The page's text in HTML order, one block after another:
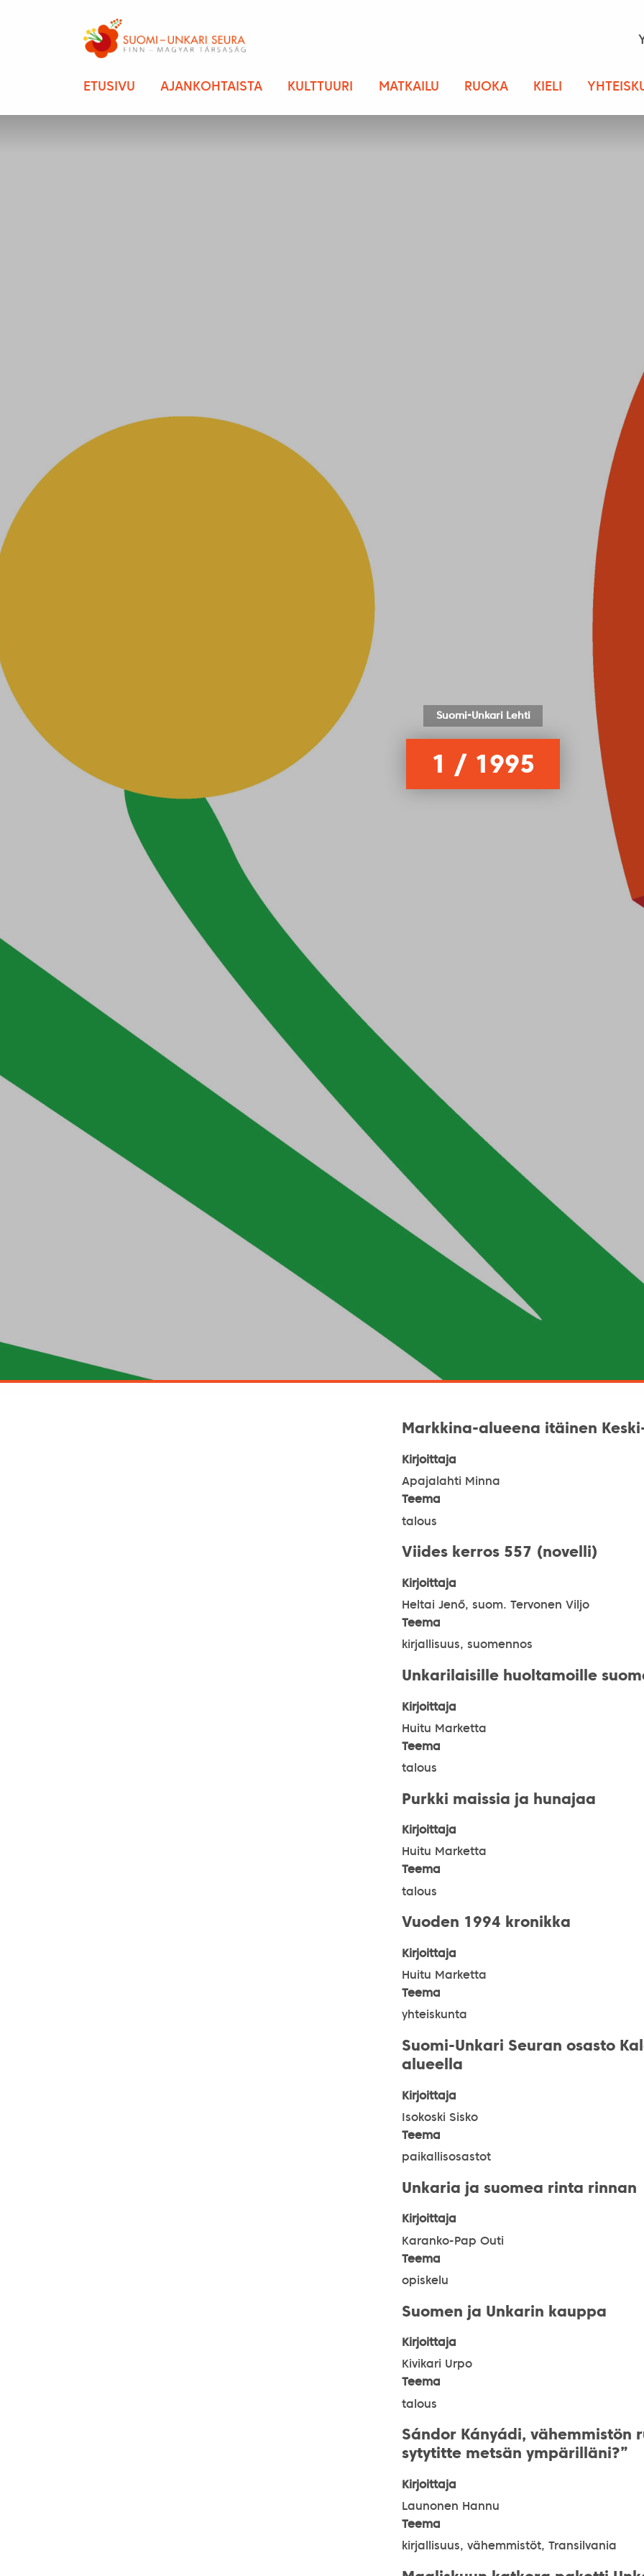
ETUSIVU AJANKOHTAISTA KULTTUURI MATKAILU RUOKA KIELI
Suomi-Unkari Lehti
1 / 1995
Markkina-alueena itäinen
Kirjoittaja
Apajalahti Minna
Teema
talous
Viides kerros 557 (novelli)
Kirjoittaja
Heltai Jenő, suom. Tervonen Viljo
Teema
kirjallisuus, suomennos
Unkarilaisille huoltamoille
Kirjoittaja
Huitu Marketta
Teema
talous
Purkki maissia ja hunajaa
Kirjoittaja
Huitu Marketta
Teema
talous
Vuoden 1994 kronikka
Kirjoittaja
Huitu Marketta
Teema
yhteiskunta
Suomi-Unkari Seuran osasto
alueella
Kirjoittaja
Isokoski Sisko
Teema
paikallisosastot
Unkaria ja suomea rinta rinnan
Kirjoittaja
Karanko-Pap Outi
Teema
opiskelu
Suomen ja Unkarin kauppa
Kirjoittaja
Kivikari Urpo
Teema
talous
Sándor Kányádi, vähemmistön
sytytitte metsän ympärilläni?”
Kirjoittaja
Launonen Hannu
Teema
kirjallisuus, vähemmistöt, Transilvania